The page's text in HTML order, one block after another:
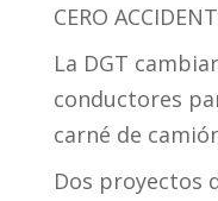
CERO
La DGT
conductores
carné de
Dos proyectos